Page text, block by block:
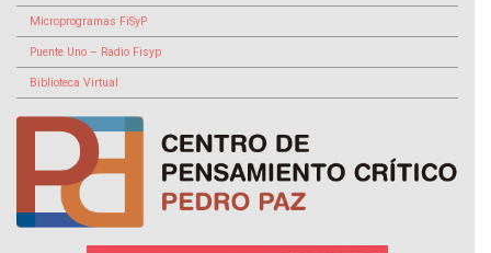
Microprogramas FiSyP
Puente Uno – Radio Fisyp
Biblioteca Virtual